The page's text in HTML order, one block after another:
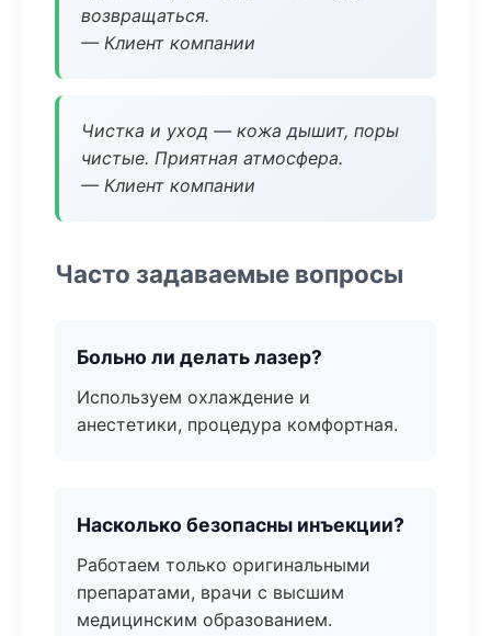
возвращаться.
— Клиент компании
Чистка и уход — кожа дышит, поры
чистые. Приятная атмосфера.
— Клиент компании
Часто задаваемые вопросы
Больно ли делать лазер?
Используем охлаждение и
анестетики, процедура комфортная.
Насколько безопасны инъекции?
Работаем только оригинальными
препаратами, врачи с высшим
медицинским образованием.